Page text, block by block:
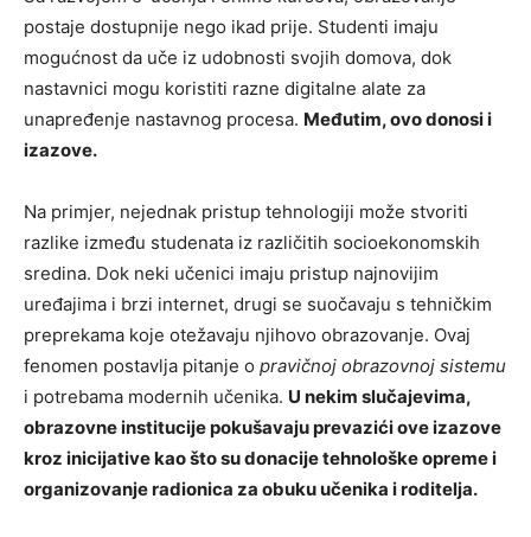
postaje dostupnije nego ikad prije. Studenti imaju
mogućnost da uče iz udobnosti svojih domova, dok
nastavnici mogu koristiti razne digitalne alate za
unapređenje nastavnog procesa. Međutim, ovo donosi i
izazove.
Na primjer, nejednak pristup tehnologiji može stvoriti
razlike između studenata iz različitih socioekonomskih
sredina. Dok neki učenici imaju pristup najnovijim
uređajima i brzi internet, drugi se suočavaju s tehničkim
preprekama koje otežavaju njihovo obrazovanje. Ovaj
fenomen postavlja pitanje o pravičnoj obrazovnoj sistemu
i potrebama modernih učenika. U nekim slučajevima,
obrazovne institucije pokušavaju prevazići ove izazove
kroz inicijative kao što su donacije tehnološke opreme i
organizovanje radionica za obuku učenika i roditelja.